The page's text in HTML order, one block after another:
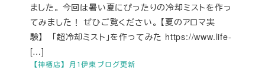
【神栖店】月1伊東ブログ更新
ました。 今回は暑い夏にぴったりの冷却ミストを作っ
てみました！ ぜひご覧ください。 【夏のアロマ実
験】 「超冷却ミスト」を作ってみた https://www.life-
[…]